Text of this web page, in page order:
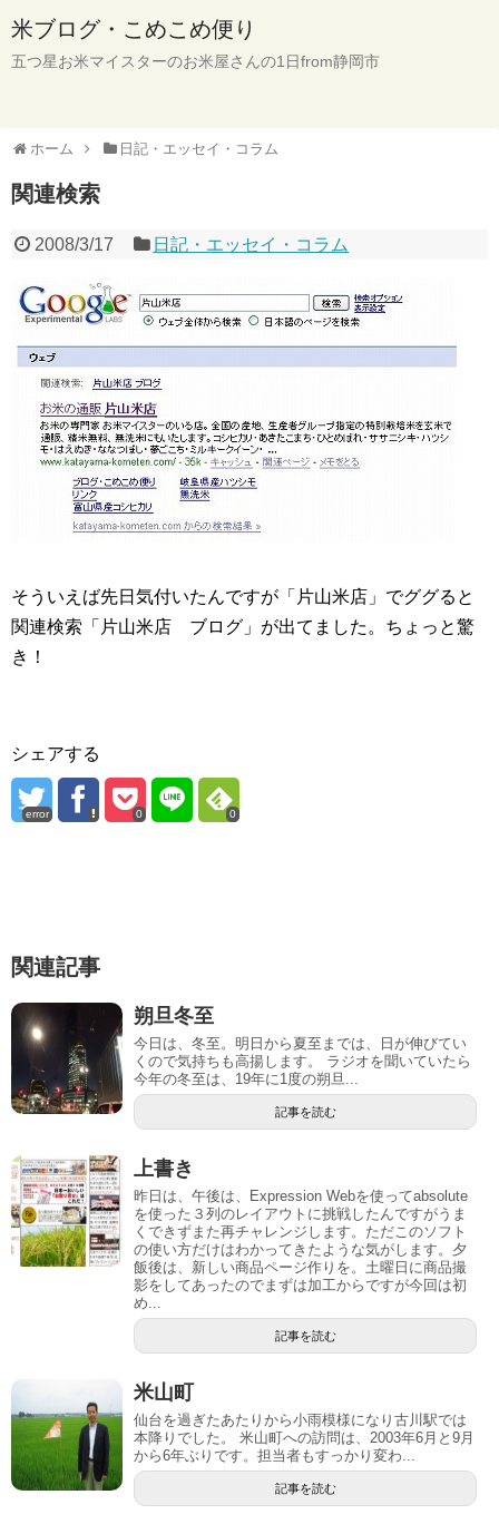
米ブログ・こめこめ便り
五つ星お米マイスターのお米屋さんの1日from静岡市
ホーム 日記・エッセイ・コラム
関連検索
2008/3/17 日記・エッセイ・コラム
そういえば先日気付いたんですが「片山米店」でググると
関連検索「片山米店 ブログ」が出てました。ちょっと驚
き！
シェアする
error 0 0
関連記事
朔旦冬至
今日は、冬至。明日から夏至までは、日が伸びてい
くので気持ちも高揚します。 ラジオを聞いていたら
今年の冬至は、19年に1度の朔旦...
記事を読む
上書き
昨日は、午後は、Expression Webを使ってabsolute
を使った３列のレイアウトに挑戦したんですがうま
くできずまた再チャレンジします。ただこのソフト
の使い方だけはわかってきたような気がします。夕
飯後は、新しい商品ページ作りを。土曜日に商品撮
影をしてあったのでまずは加工からですが今回は初
め...
記事を読む
米山町
仙台を過ぎたあたりから小雨模様になり古川駅では
本降りでした。 米山町への訪問は、2003年6月と9月
から6年ぶりです。担当者もすっかり変わ...
記事を読む